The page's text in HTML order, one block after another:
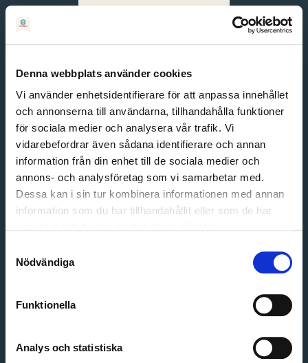
Denna webbplats använder cookies
Vi använder enhetsidentifierare för att anpassa innehållet
och annonserna till användarna, tillhandahålla funktioner
för sociala medier och analysera vår trafik. Vi
vidarebefordrar även sådana identifierare och annan
information från din enhet till de sociala medier och
annons- och analysföretag som vi samarbetar med.
Dessa kan i sin tur kombinera informationen med annan
information som du har tillhandahållit eller som de har
Nödvändiga
Funktionella
Analys och statistiska
English
Svenska
Email address
Customer service